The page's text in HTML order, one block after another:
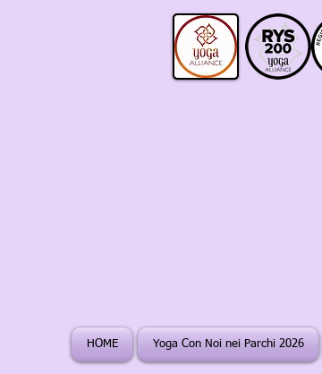
HOME Yoga Con Noi nei Parchi 2026